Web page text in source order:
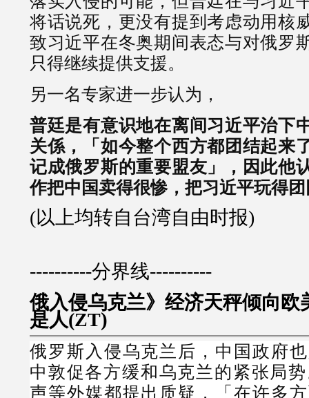
将话说死，更没有提到考虑动用核
致习近平在冬奥期间表态与对俄罗
只得继续提供支援。
另一名专家进一步认为，
普廷是有意识地在离间习近平治下
关係，「如今整个西方都团结起来
记成俄罗斯的重要盟友」，因此他
作把中国卖得很惨，把习近平玩得
(以上均转自台湾自由时报)
----------分界线----------
俄入侵乌克兰》经济天秤倾向欧
是人(ZT)
俄罗斯入侵乌克兰后，中国政府
中敦促各方缓和乌克兰的紧张局
声等外媒都提出质疑，「在许多